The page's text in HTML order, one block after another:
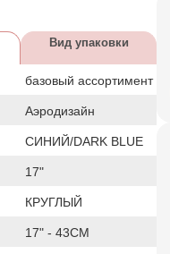
Вид упаковки
базовый ассортимент
Аэродизайн
СИНИЙ/DARK BLUE
17"
КРУГЛЫЙ
17" - 43СМ